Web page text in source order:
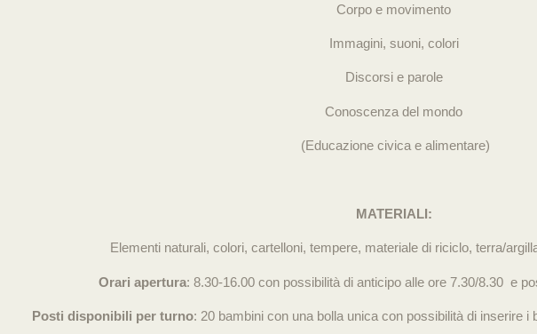
Corpo e movimento
Immagini, suoni, colori
Discorsi e parole
Conoscenza del mondo
(Educazione civica e alimentare)
MATERIALI:
Elementi naturali, colori, cartelloni, tempere, materiale di riciclo, terra/
Orari apertura: 8.30-16.00 con possibilità di anticipo alle ore 7.30/8.30 e
Posti disponibili per turno: 20 bambini con una bolla unica con possibilità di inserire i